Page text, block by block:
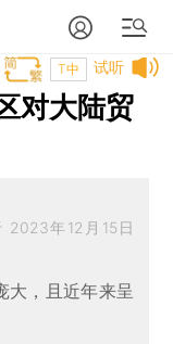
试听
T中
对大陆贸
2023年12月15日
大，且近年来呈